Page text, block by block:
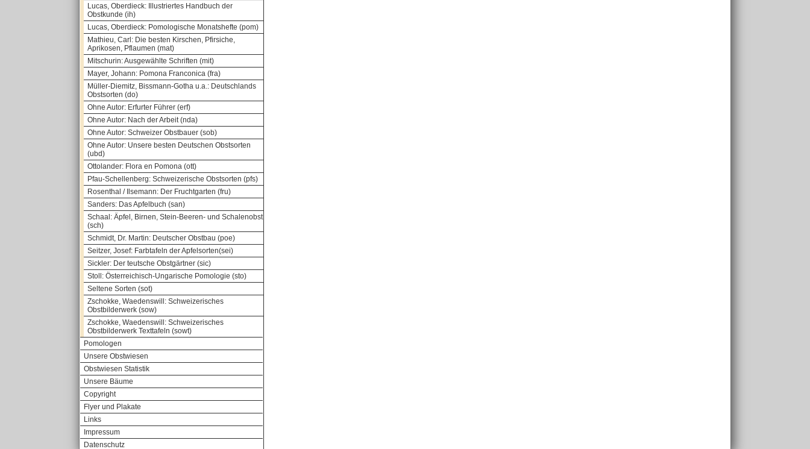
Lucas, Oberdieck: Illustriertes Handbuch der
Obstkunde (ih)
Lucas, Oberdieck: Pomologische Monatshefte (pom)
Mathieu, Carl: Die besten Kirschen, Pfirsiche,
Aprikosen, Pflaumen (mat)
Mitschurin: Ausgewählte Schriften (mit)
Mayer, Johann: Pomona Franconica (fra)
Müller-Diemitz, Bissmann-Gotha u.a.: Deutschlands
Obstsorten (do)
Ohne Autor: Erfurter Führer (erf)
Ohne Autor: Nach der Arbeit (nda)
Ohne Autor: Schweizer Obstbauer (sob)
Ohne Autor: Unsere besten Deutschen Obstsorten
(ubd)
Ottolander: Flora en Pomona (ott)
Pfau-Schellenberg: Schweizerische Obstsorten (pfs)
Rosenthal / Ilsemann: Der Fruchtgarten (fru)
Sanders: Das Apfelbuch (san)
Schaal: Äpfel, Birnen, Stein-Beeren- und Schalenobst
(sch)
Schmidt, Dr. Martin: Deutscher Obstbau (poe)
Seitzer, Josef: Farbtafeln der Apfelsorten(sei)
Sickler: Der teutsche Obstgärtner (sic)
Stoll: Österreichisch-Ungarische Pomologie (sto)
Seltene Sorten (sot)
Zschokke, Waedenswill: Schweizerisches
Obstbilderwerk (sow)
Zschokke, Waedenswill: Schweizerisches
Obstbilderwerk Texttafeln (sowt)
Pomologen
Unsere Obstwiesen
Obstwiesen Statistik
Unsere Bäume
Copyright
Flyer und Plakate
Links
Impressum
Datenschutz